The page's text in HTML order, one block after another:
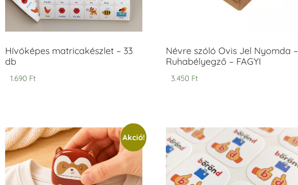
Hívóképes matricakészlet – 33
db
1.690 Ft
Névre szóló Ovis Jel Nyomda –
Ruhabélyegző – FAGYI
3.450 Ft
Akció!